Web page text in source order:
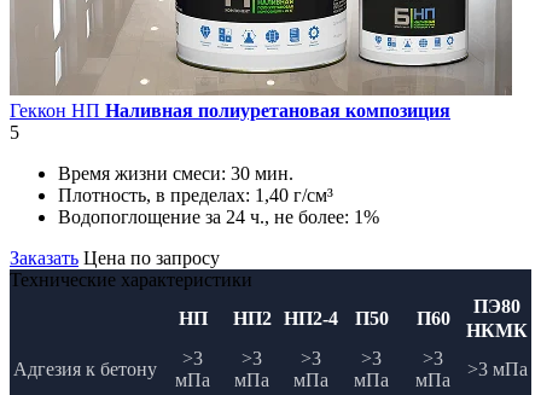
Геккон НП Наливная полиуретановая композиция
5
Время жизни смеси: 30 мин.
Плотность, в пределах: 1,40 г/см³
Водопоглощение за 24 ч., не более: 1%
Заказать Цена по запросу
Технические характеристики
НП
НП2 НП2-4 П50 П60
ПЭ80
НКМК
Адгезия к бетону
>3
мПа
>3
мПа
>3
мПа
>3
мПа
>3
мПа
>3 мПа